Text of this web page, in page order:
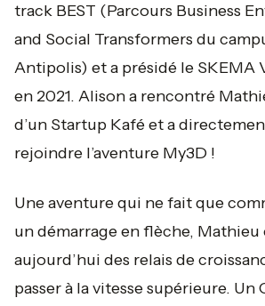
track BEST (Parcours Business
and Social Transformers du
Antipolis) et a présidé le SKEMA
en 2021. Alison a rencontré
d’un Startup Kafé et a
rejoindre l’aventure My3D !
Une aventure qui ne fait que
un démarrage en flèche,
aujourd’hui des relais de
passer à la vitesse supérieure. Un